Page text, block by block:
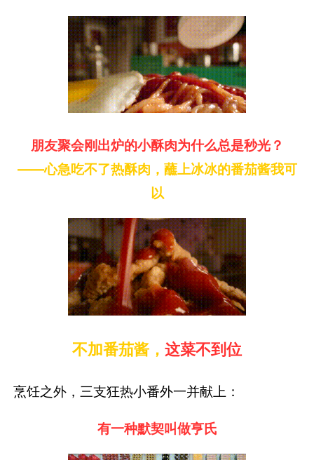
朋友聚会刚出炉的小酥肉为什么总是秒光？
——心急吃不了热酥肉，蘸上冰冰的番茄酱我可
以
不加番茄酱， 这菜不到位
烹饪之外，三支狂热小番外一并献上：
有一种默契叫做亨氏